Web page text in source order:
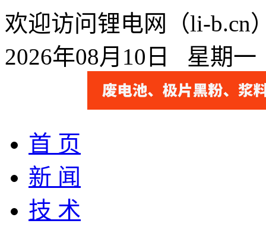
欢迎访问锂电网（li-b.cn
2026年08月10日 星期
首 页
新 闻
技 术